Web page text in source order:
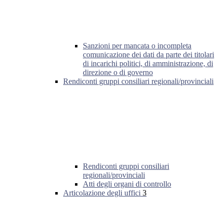
Sanzioni per mancata o incompleta
comunicazione dei dati da parte dei titolari
di incarichi politici, di amministrazione, di
direzione o di governo
Rendiconti gruppi consiliari regionali/provinciali
Rendiconti gruppi consiliari
regionali/provinciali
Atti degli organi di controllo
Articolazione degli uffici 3